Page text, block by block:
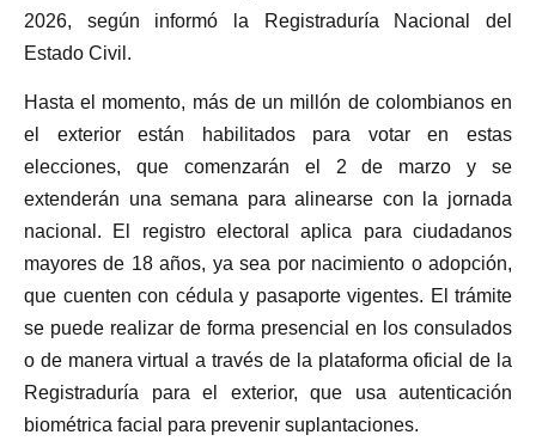
2026, según informó la Registraduría Nacional del
Estado Civil.
Hasta el momento, más de un millón de colombianos en
el exterior están habilitados para votar en estas
elecciones, que comenzarán el 2 de marzo y se
extenderán una semana para alinearse con la jornada
nacional. El registro electoral aplica para ciudadanos
mayores de 18 años, ya sea por nacimiento o adopción,
que cuenten con cédula y pasaporte vigentes. El trámite
se puede realizar de forma presencial en los consulados
o de manera virtual a través de la plataforma oficial de la
Registraduría para el exterior, que usa autenticación
biométrica facial para prevenir suplantaciones.